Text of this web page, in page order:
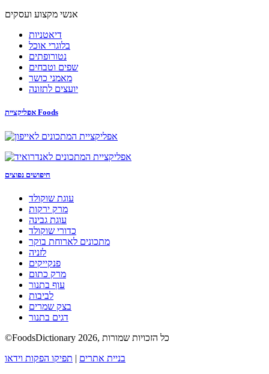
אנשי מקצוע ועסקים
דיאטניות
בלוגרי אוכל
נטורופתים
שפים וטבחים
מאמני כושר
יועצים לתזונה
אפליקציית Foods
חיפושים נפוצים
עוגת שוקולד
מרק ירקות
עוגת גבינה
כדורי שוקולד
מתכונים לארוחת בוקר
לזניה
פנקייקים
מרק כתום
עוף בתנור
לביבות
בצק שמרים
דגים בתנור
©FoodsDictionary 2026, כל הזכויות שמורות
בניית אתרים | תפיקו הפקות וידאו